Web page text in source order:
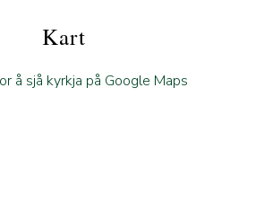
Kart
å sjå kyrkja på Google Maps